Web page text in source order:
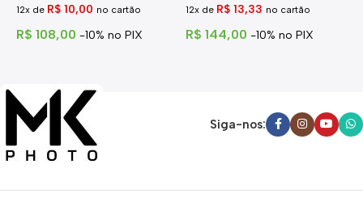
12x de R$ 10,00 no cartão
R$ 108,00 -10% no PIX
12x de R$13,33 no cartão
R$ 144,00 -10% no PIX
Siga-nos: